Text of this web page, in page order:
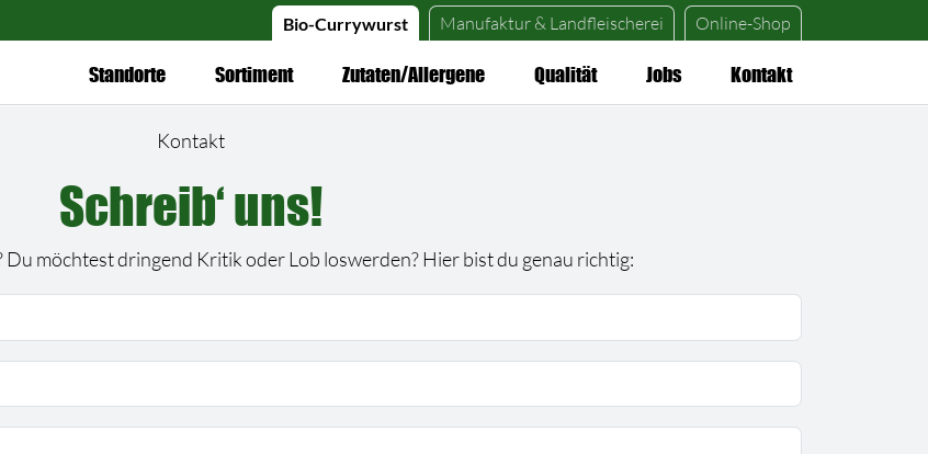
Bio-Currywurst Manufaktur & Landfleischerei Online-Shop
Standorte Sortiment Zutaten/Allergene Qualität Jobs Kontakt
Kontakt
Schreib‘ uns!
Du möchtest dringend Kritik oder Lob loswerden? Hier bist du genau richtig: